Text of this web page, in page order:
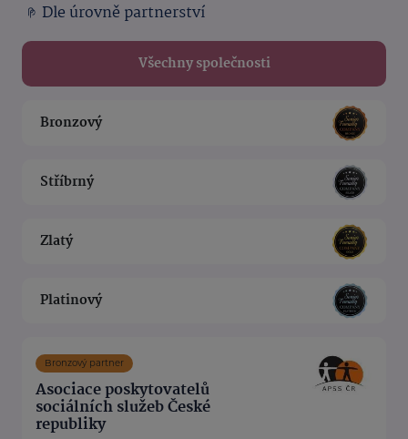
Dle úrovně partnerství
Všechny společnosti
Bronzový
Stříbrný
Zlatý
Platinový
Bronzový partner
Asociace poskytovatelů
sociálních služeb České
republiky